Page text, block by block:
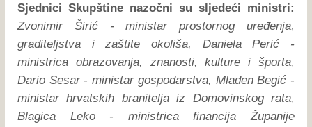
Sjednici Skupštine nazočni su sljedeći ministri:
Zvonimir Širić - ministar prostornog uređenja,
graditeljstva i zaštite okoliša, Daniela Perić -
ministrica obrazovanja, znanosti, kulture i športa,
Dario Sesar - ministar gospodarstva, Mladen Begić -
ministar hrvatskih branitelja iz Domovinskog rata,
Blagica Leko - ministrica financija Županije